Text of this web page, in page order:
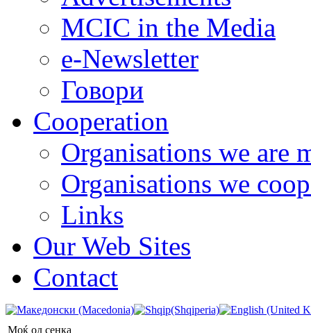
MCIC in the Media
e-Newsletter
Говори
Cooperation
Organisations we are
Organisations we
Links
Our Web Sites
Contact
Моќ од сенка